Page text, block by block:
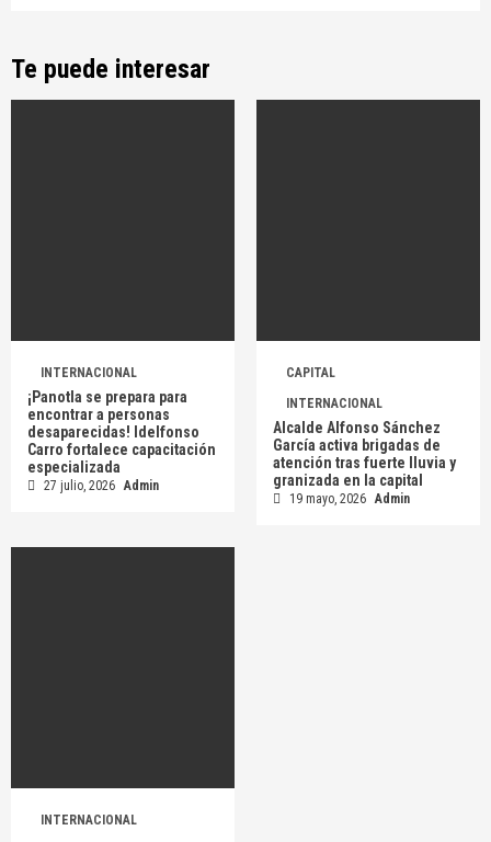
Te puede interesar
INTERNACIONAL
¡Panotla se prepara para
encontrar a personas
desaparecidas! Idelfonso
Carro fortalece capacitación
especializada
27 julio, 2026 Admin
CAPITAL
INTERNACIONAL
Alcalde Alfonso Sánchez
García activa brigadas de
atención tras fuerte lluvia y
granizada en la capital
19 mayo, 2026 Admin
INTERNACIONAL